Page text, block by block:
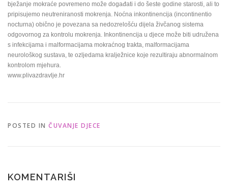
bježanje mokraće povremeno može događati i do šeste godine starosti, ali to
pripisujemo neutreniranosti mokrenja. Noćna inkontinencija (incontinentio
nocturna) obično je povezana sa nedozrelošću dijela živčanog sistema
odgovornog za kontrolu mokrenja. Inkontinencija u djece može biti udružena
s infekcijama i malformacijama mokraćnog trakta, malformacijama
neurološkog sustava, te ozljedama kralježnice koje rezultiraju abnormalnom
kontrolom mjehura.
www.plivazdravlje.hr
POSTED IN ČUVANJE DJECE
KOMENTARIŠI